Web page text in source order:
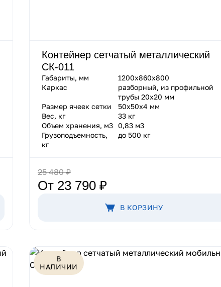
Контейнер сетчатый металлический
СК-011
Габариты, мм
1200х860х800
Каркас
разборный, из профильной
трубы 20х20 мм
Размер ячеек сетки
50х50х4 мм
Вес, кг
33 кг
Объем хранения, м3 0,83 м3
Грузоподъемность,
кг
до 500 кг
25 480 ₽
От 23 790 ₽
В КОРЗИНУ
В
НАЛИЧИИ